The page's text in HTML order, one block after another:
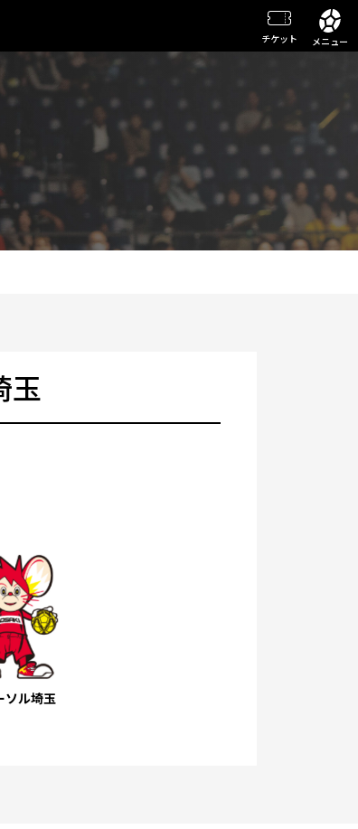
チケット メニュー
玉
ソル埼玉